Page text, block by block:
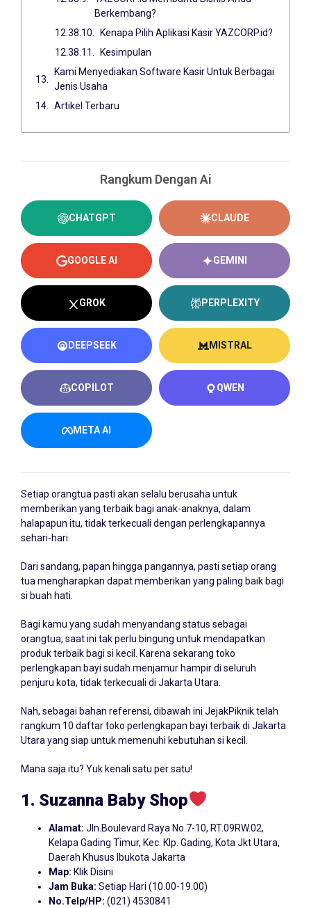
Berkembang?
Kenapa Pilih Aplikasi Kasir YAZCORP.id?
Kesimpulan
Kami Menyediakan Software Kasir Untuk Berbagai
Jenis Usaha
Artikel Terbaru
Rangkum Dengan Ai
CHATGPT CLAUDE
GOOGLE AI GEMINI
GROK PERPLEXITY
DEEPSEEK MISTRAL
COPILOT QWEN
META AI
Setiap orangtua pasti akan selalu berusaha untuk
memberikan yang terbaik bagi anak-anaknya, dalam
halapapun itu, tidak terkecuali dengan perlengkapannya
sehari-hari.
Dari sandang, papan hingga pangannya, pasti setiap orang
tua mengharapkan dapat memberikan yang paling baik bagi
si buah hati.
Bagi kamu yang sudah menyandang status sebagai
orangtua, saat ini tak perlu bingung untuk mendapatkan
produk terbaik bagi si kecil. Karena sekarang toko
perlengkapan bayi sudah menjamur hampir di seluruh
penjuru kota, tidak terkecuali di Jakarta Utara.
Nah, sebagai bahan referensi, dibawah ini JejakPiknik telah
rangkum 10 daftar toko perlengkapan bayi terbaik di Jakarta
Utara yang siap untuk memenuhi kebutuhan si kecil.
Mana saja itu? Yuk kenali satu per satu!
1. Suzanna BabyShop
Alamat: Jln.Boulevard Raya No.7-10, RT.09RW.02,
Kelapa Gading Timur, Kec. Klp. Gading, Kota Jkt Utara,
Daerah Khusus Ibukota Jakarta
Map: Klik Disini
Jam Buka: Setiap Hari (10.00-19.00)
No.Telp/HP: (021) 4530841